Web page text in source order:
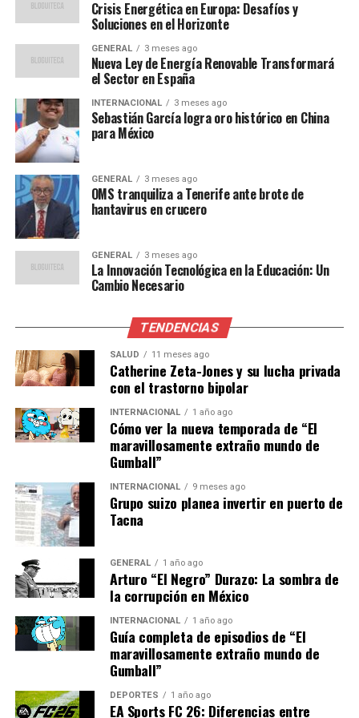
Opiniones de Expertos y
Comparaciones Internacionales
Expertos en tecnología han elogiado la iniciativa del
gobierno, señalando que es un paso crucial para cerrar
la brecha tecnológica con otros países europeos como
Alemania y Francia. Según un informe de Eurostat,
España ocupa actualmente el noveno lugar en Europa
en términos de innovación tecnológica, un ranking que
el gobierno espera mejorar significativamente con estas
nuevas inversiones.
María López, profesora de economía digital en la
Universidad Complutense de Madrid, comentó que
económico a largo plazo. España tiene el potencial de
convertirse en un líder tecnológico, pero necesita un
enfoque estratégico y sostenido”.
“La tecnología no solo es el
futuro, es el presente.
Invertir en ella es invertir
en el bienestar y la
prosperidad de las futuras
generaciones”, añadió
López.
Implicaciones y Mirada al
Futuro
El impacto de estas inversiones podría ser significativo,
no solo en términos económicos, sino también sociales.
Crisis Energética en Europa: Desafíos y
Soluciones en el Horizonte
GENERAL 3 meses ago
Nueva Ley de Energía Renovable Transformará
el Sector en España
INTERNACIONAL 3 meses ago
Sebastián García logra oro histórico en China
para México
GENERAL 3 meses ago
OMS tranquiliza a Tenerife ante brote de
hantavirus en crucero
GENERAL 3 meses ago
La Innovación Tecnológica en la Educación: Un
Cambio Necesario
TENDENCIAS
SALUD 11 meses ago
Catherine Zeta-Jones y su lucha privada
con el trastorno bipolar
INTERNACIONAL 1 año ago
Cómo ver la nueva temporada de “El
maravillosamente extraño mundo de
Gumball”
INTERNACIONAL 9 meses ago
Grupo suizo planea invertir en puerto de
Tacna
GENERAL 1 año ago
Arturo “El Negro” Durazo: La sombra de
la corrupción en México
INTERNACIONAL 1 año ago
Guía completa de episodios de “El
maravillosamente extraño mundo de
Gumball”
DEPORTES 1 año ago
EA Sports FC 26: Diferencias entre